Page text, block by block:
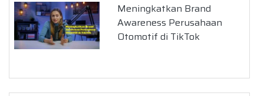
Meningkatkan Brand
Awareness Perusahaan
Otomotif di TikTok